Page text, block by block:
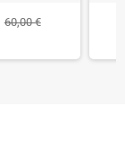
60,00 €